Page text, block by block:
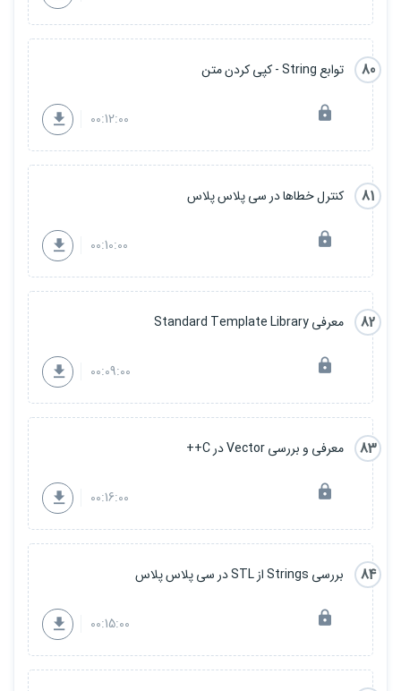
80 توابع String - کپی کردن متن
00:12:00
81 کنترل خطاها در سی پلاس پلاس
00:10:00
82 معرفی Standard Template Library
00:09:00
83 معرفی و بررسی Vector در C++
00:16:00
84 بررسی Strings از STL در سی پلاس پلاس
00:15:00